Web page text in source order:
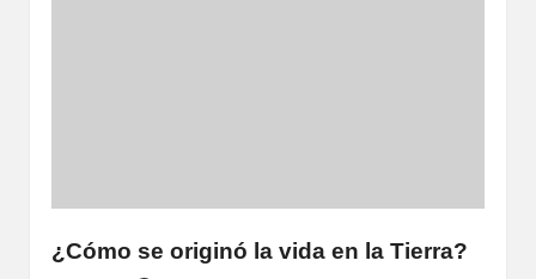
¿Cómo se originó la vida en la Tierra?